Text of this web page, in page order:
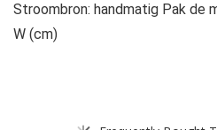
Stroombron: handmatig Pak de
W (cm)